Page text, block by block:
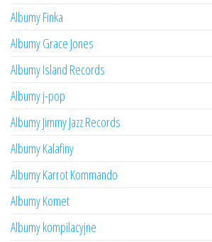
Albumy Finka
Albumy Grace Jones
Albumy Island Records
Albumy j-pop
Albumy Jimmy Jazz Records
Albumy Kalafiny
Albumy Karrot Kommando
Albumy Komet
Albumy kompilacyjne